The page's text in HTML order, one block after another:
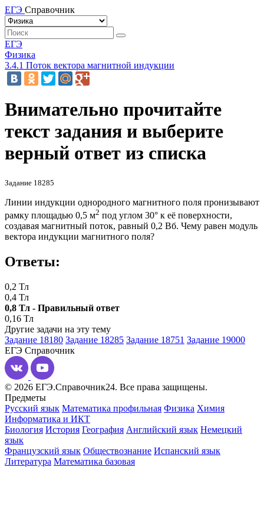
ЕГЭ Справочник
ЕГЭ
Физика
3.4.1 Поток вектора магнитной индукции
Внимательно прочитайте
текст задания и выберите
верный ответ из списка
Задание 18285
Линии индукции однородного магнитного поля пронизывают
рамку площадью 0,5 м2 под углом 30° к её поверхности,
создавая магнитный поток, равный 0,2 Вб. Чему равен модуль
вектора индукции магнитного поля?
Ответы:
0,2 Тл
0,4 Тл
0,8 Тл - Правильный ответ
0,16 Тл
Другие задачи на эту тему
Задание 18180 Задание 18285 Задание 18751 Задание 19000
ЕГЭ Справочник
© 2026 ЕГЭ.Справочник24. Все права защищены.
Предметы
Русский язык Математика профильная Физика Химия
Информатика и ИКТ
Биология История География Английский язык Немецкий
язык
Французский язык Обществознание Испанский язык
Литература Математика базовая